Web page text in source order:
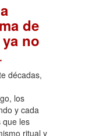
de
no
.
décadas,
los
y cada
que les
ritual y